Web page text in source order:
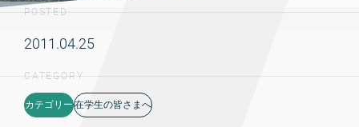
POSTED
2011.04.25
CATEGORY
カテゴリー 在学生の皆さまへ